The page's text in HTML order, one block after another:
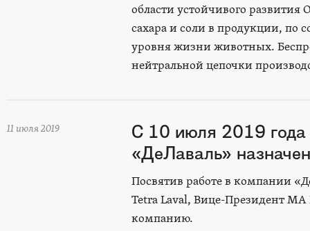
области устойчивого
сахара и соли в продукции, по
уровня жизни животных.
нейтральной цепочки
11 июля 2019
С 10 июля 2019 года
«ДеЛаваль»
Посвятив работе в компании
Tetra Laval, Вице-Президент
компанию.